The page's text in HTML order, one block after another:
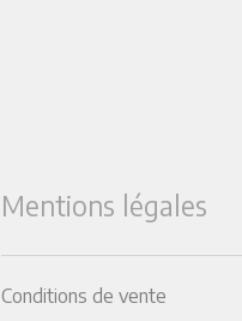
Mentions légales
Conditions de vente